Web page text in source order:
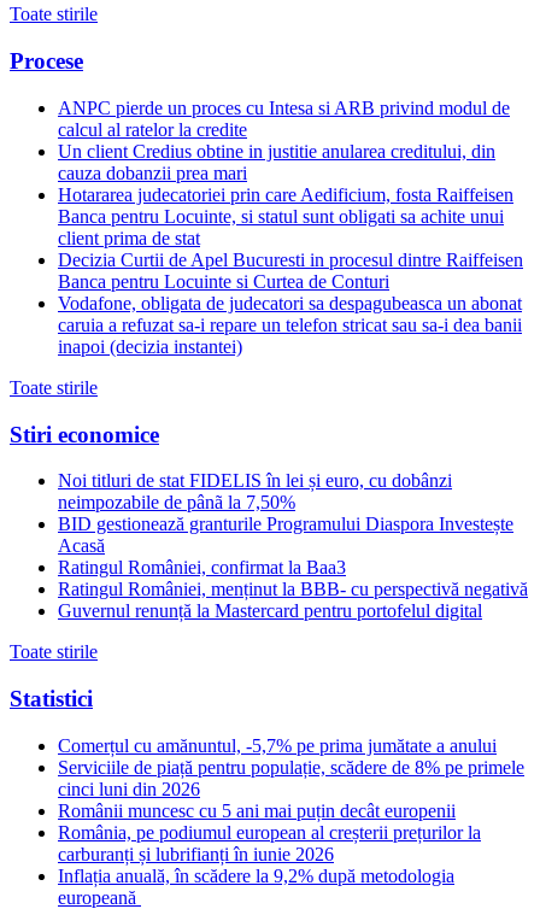
Toate stirile
Procese
ANPC pierde un proces cu Intesa si ARB privind modul de
calcul al ratelor la credite
Un client Credius obtine in justitie anularea creditului, din
cauza dobanzii prea mari
Hotararea judecatoriei prin care Aedificium, fosta Raiffeisen
Banca pentru Locuinte, si statul sunt obligati sa achite unui
client prima de stat
Decizia Curtii de Apel Bucuresti in procesul dintre Raiffeisen
Banca pentru Locuinte si Curtea de Conturi
Vodafone, obligata de judecatori sa despagubeasca un abonat
caruia a refuzat sa-i repare un telefon stricat sau sa-i dea banii
inapoi (decizia instantei)
Toate stirile
Stiri economice
Noi titluri de stat FIDELIS în lei și euro, cu dobânzi
neimpozabile de pânã la 7,50%
BID gestionează granturile Programului Diaspora Investește
Acasă
Ratingul României, confirmat la Baa3
Ratingul României, menținut la BBB- cu perspectivă negativă
Guvernul renunță la Mastercard pentru portofelul digital
Toate stirile
Statistici
Comerțul cu amănuntul, -5,7% pe prima jumătate a anului
Serviciile de piață pentru populație, scădere de 8% pe primele
cinci luni din 2026
Românii muncesc cu 5 ani mai puțin decât europenii
România, pe podiumul european al creșterii prețurilor la
carburanți și lubrifianți în iunie 2026
Inflația anuală, în scădere la 9,2% după metodologia
europeană